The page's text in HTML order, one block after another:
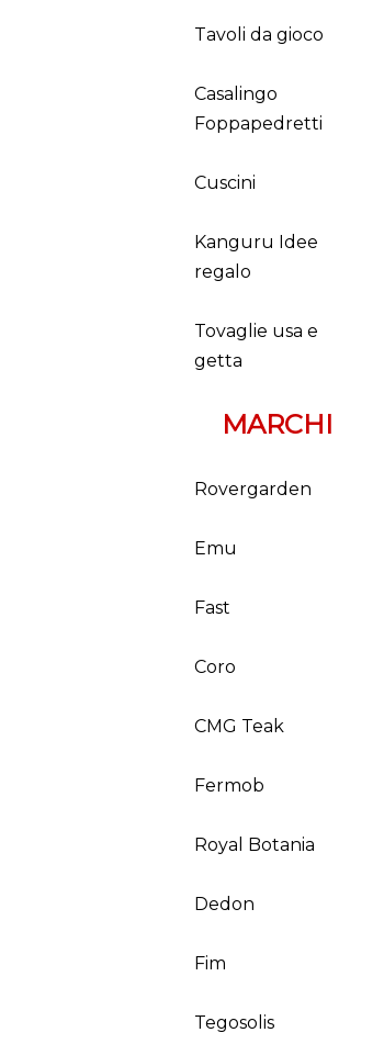
Tavoli da gioco
Casalingo
Foppapedretti
Cuscini
Kanguru Idee
regalo
Tovaglie usa e
getta
MARCHI
Rovergarden
Emu
Fast
Coro
CMG Teak
Fermob
Royal Botania
Dedon
Fim
Tegosolis